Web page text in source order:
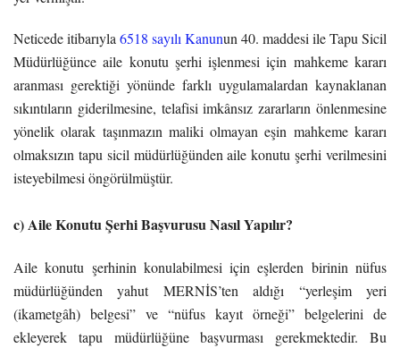
Neticede itibarıyla 6518 sayılı Kanunun 40. maddesi ile Tapu Sicil
Müdürlüğünce aile konutu şerhi işlenmesi için mahkeme kararı
aranması gerektiği yönünde farklı uygulamalardan kaynaklanan
sıkıntıların giderilmesine, telafisi imkânsız zararların önlenmesine
yönelik olarak taşınmazın maliki olmayan eşin mahkeme kararı
olmaksızın tapu sicil müdürlüğünden aile konutu şerhi verilmesini
isteyebilmesi öngörülmüştür.
c) Aile Konutu Şerhi Başvurusu Nasıl Yapılır?
Aile konutu şerhinin konulabilmesi için eşlerden birinin nüfus
müdürlüğünden yahut MERNİS’ten aldığı “yerleşim yeri
(ikametgâh) belgesi” ve “nüfus kayıt örneği” belgelerini de
ekleyerek tapu müdürlüğüne başvurması gerekmektedir. Bu